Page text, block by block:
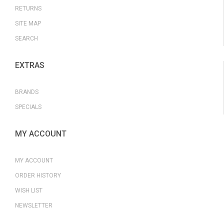
Оливковое масло*: Антиоксидантное,
Ромашка: Смягчающая, антисептическая
RETURNS
SITE MAP
SEARCH
EXTRAS
BRANDS
SPECIALS
MY ACCOUNT
MY ACCOUNT
ORDER HISTORY
WISH LIST
NEWSLETTER